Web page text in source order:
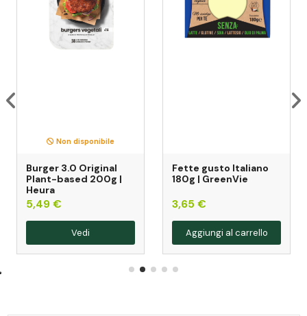
Non disponibile
Burger 3.0 Original
Plant-based 200g |
Heura
5,49 €
Vedi
Fette gusto Italiano
180g | GreenVie
3,65 €
Aggiungi al carrello